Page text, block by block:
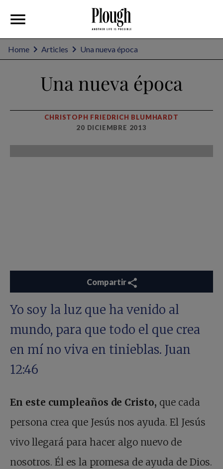
Home Articles Una nueva época
Una nueva época
CHRISTOPH FRIEDRICH BLUMHARDT
20 DICIEMBRE 2013
Compartir
Yo soy la luz que ha venido al
mundo, para que todo el que crea
en mí no viva en tinieblas. Juan
12:46
En este cumpleaños de Cristo, que cada
persona crea que Jesús nos ayuda. El Jesús
vivo llegará para hacer algo nuevo de
nosotros. Él es la promesa de ayuda de Dios.